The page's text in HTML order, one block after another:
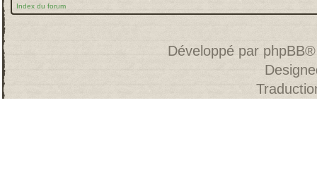
Index du forum
Développé par phpBB®